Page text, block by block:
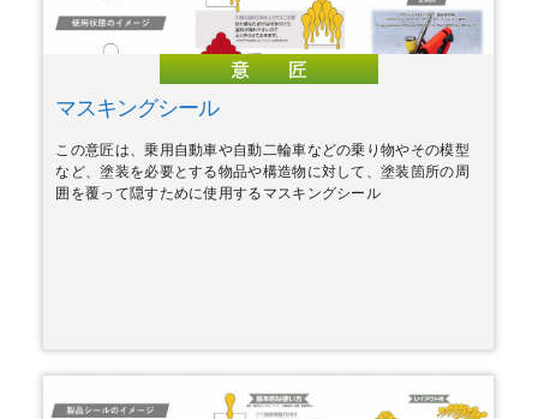
マスキングシール
この意匠は、乗用自動車や自動二輪車などの乗り物やその模型
など、塗装を必要とする物品や構造物に対して、塗装箇所の周
囲を覆って隠すために使用するマスキングシール